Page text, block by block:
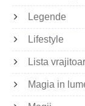
Legende
Lifestyle
Lista
Magia in